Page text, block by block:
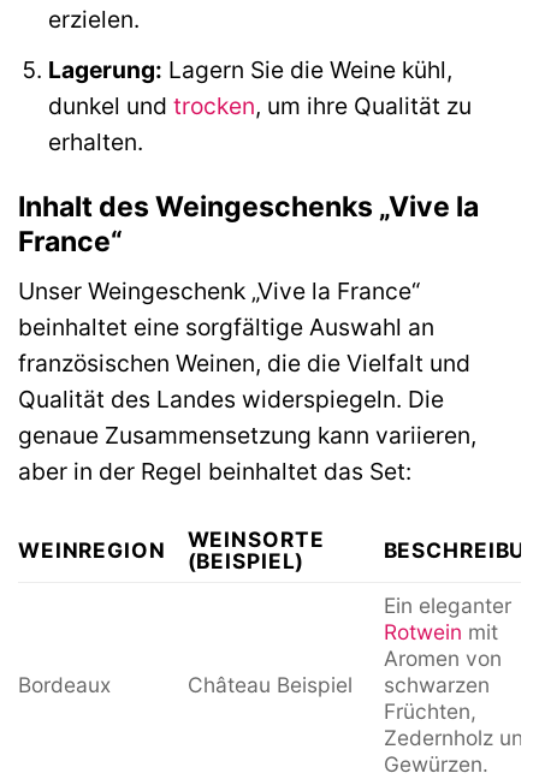
erzielen.
Lagerung: Lagern Sie die Weine kühl,
dunkel und trocken, um ihre Qualität zu
erhalten.
Inhalt des Weingeschenks „Vive la
France“
Unser Weingeschenk „Vive la France“
beinhaltet eine sorgfältige Auswahl an
französischen Weinen, die die Vielfalt und
Qualität des Landes widerspiegeln. Die
genaue Zusammensetzung kann variieren,
aber in der Regel beinhaltet das Set:
WEINREGION
WEINSORTE
(BEISPIEL)
Bordeaux Château Beispiel
Ein eleganter
Rotwein mit
Aromen von
schwarzen
Früchten,
Zedernholz und
Gewürzen.